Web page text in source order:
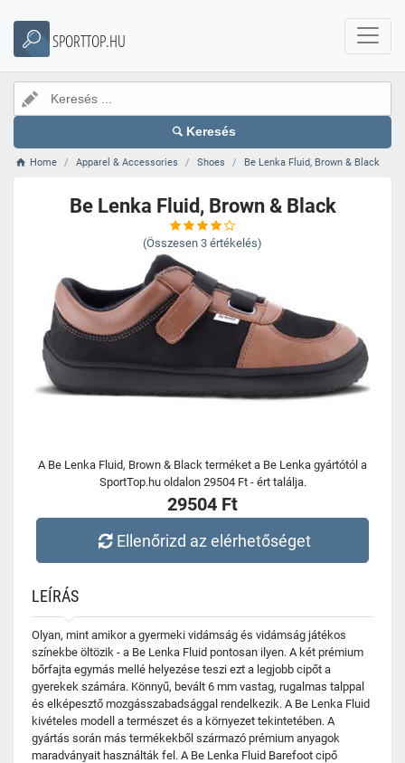
SPORTTOP.HU
Keresés
Home Apparel & Accessories Shoes Be Lenka Fluid, Brown & Black
Be Lenka Fluid, Brown & Black
(Összesen 3 értékelés)
A Be Lenka Fluid, Brown & Black terméket a Be Lenka gyártótól a
SportTop.hu oldalon 29504 Ft - ért találja.
29504 Ft
Ellenőrizd az elérhetőséget
LEÍRÁS
Olyan, mint amikor a gyermeki vidámság és vidámság játékos
színekbe öltözik - a Be Lenka Fluid pontosan ilyen. A két prémium
bőrfajta egymás mellé helyezése teszi ezt a legjobb cipőt a
gyerekek számára. Könnyű, bevált 6 mm vastag, rugalmas talppal
és elképesztő mozgásszabadsággal rendelkezik. A Be Lenka Fluid
kivételes modell a természet és a környezet tekintetében. A
gyártás során más termékekből származó prémium anyagok
maradványait használták fel. A Be Lenka Fluid Barefoot cipő